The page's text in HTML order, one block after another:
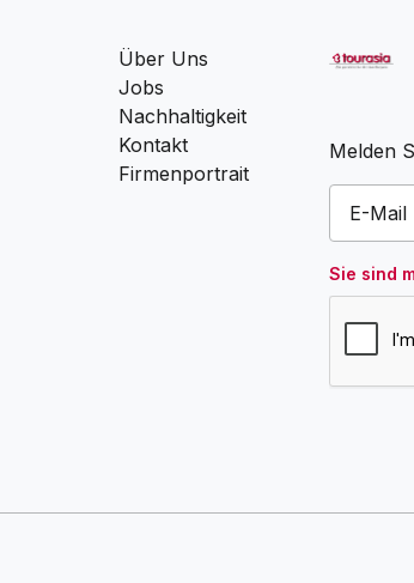
Über Uns
Jobs
Nachhaltigkeit
Kontakt
Firmenportrait
Melden
Sie sind